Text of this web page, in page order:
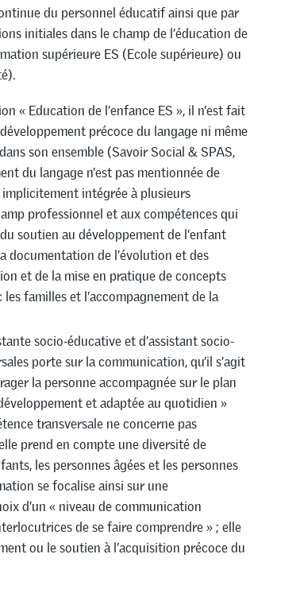
du personnel éducatif ainsi que par
initiales dans le champ de l’éducation de
supérieure ES (Ecole supérieure) ou
« Education de l’enfance ES », il n’est fait
précoce du langage ni même
son ensemble (Savoir Social & SPAS,
du langage n’est pas mentionnée de
intégrée à plusieurs
professionnel et aux compétences qui
soutien au développement de l’enfant
documentation de l’évolution et des
et de la mise en pratique de concepts
familles et l’accompagnement de la
socio-éducative et d’assistant socio-
porte sur la communication, qu’il s’agit
la personne accompagnée sur le plan
et adaptée au quotidien »
transversale ne concerne pas
prend en compte une diversité de
les personnes âgées et les personnes
se focalise ainsi sur une
d’un « niveau de communication
de se faire comprendre » ; elle
ou le soutien à l’acquisition précoce du